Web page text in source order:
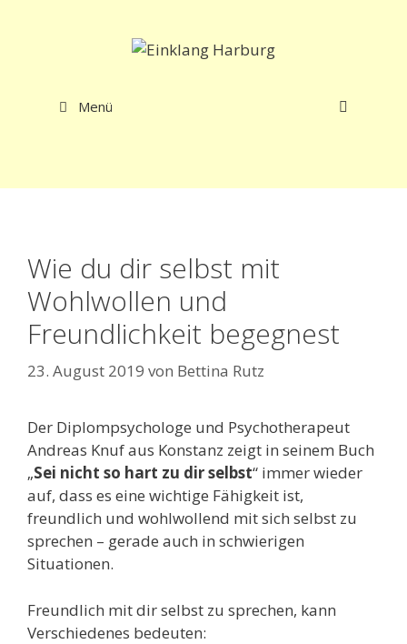
Menü
Wie du dir selbst mit
Wohlwollen und
Freundlichkeit begegnest
23. August 2019 von Bettina Rutz
Der Diplompsychologe und Psychotherapeut
Andreas Knuf aus Konstanz zeigt in seinem Buch
„Sei nicht so hart zu dir selbst“ immer wieder
auf, dass es eine wichtige Fähigkeit ist,
freundlich und wohlwollend mit sich selbst zu
sprechen – gerade auch in schwierigen
Situationen.
Freundlich mit dir selbst zu sprechen, kann
Verschiedenes bedeuten: